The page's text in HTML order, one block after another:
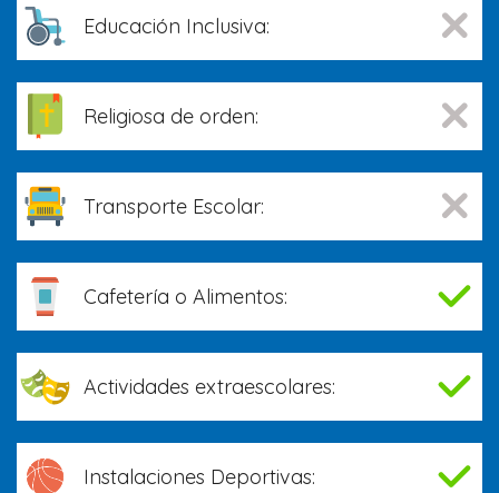
Educación Inclusiva:
Religiosa de orden:
Transporte Escolar:
Cafetería o Alimentos:
Actividades extraescolares:
Instalaciones Deportivas: